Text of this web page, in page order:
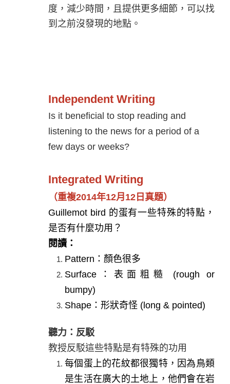
度，減少時間，且提供更多細節，可以找
到之前沒發現的地點。
Independent Writing
Is it beneficial to stop reading and
listening to the news for a period of a
few days or weeks?
Integrated Writing
（重複2014年12月12日真題）
Guillemot bird 的蛋有一些特殊的特點，
是否有什麼功用？
閱讀：
Pattern ：顏色很多
Surface ：表面粗糙 (rough or
bumpy)
Shape ：形狀奇怪 (long & pointed)
聽力：反駁
教授反駁這些特點是有特殊的功用
每個蛋上的花紋都很獨特，因為鳥類
是生活在廣大的土地上，他們會在岩